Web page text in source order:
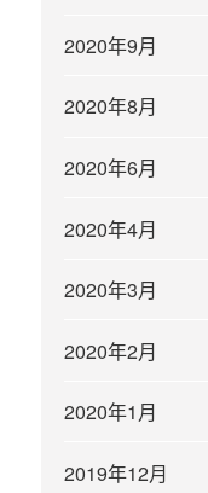
2020年9月
2020年8月
2020年6月
2020年4月
2020年3月
2020年2月
2020年1月
2019年12月